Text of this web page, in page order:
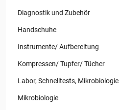
Diagnostik und Zubehör
Handschuhe
Instrumente/ Aufbereitung
Kompressen/ Tupfer/ Tücher
Labor, Schnelltests, Mikrobiologie
Mikrobiologie